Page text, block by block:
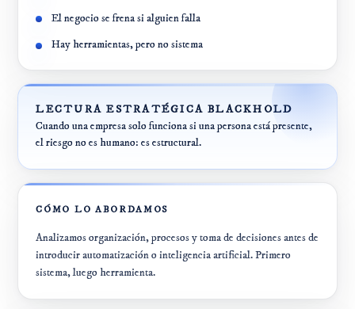
El negocio se frena si alguien falla
Hay herramientas, pero no sistema
LECTURA ESTRATÉGICA BLACKHOLD
Cuando una empresa solo funciona si una persona está presente,
el riesgo no es humano: es estructural.
CÓMO LO ABORDAMOS
Analizamos organización, procesos y toma de decisiones antes de
introducir automatización o inteligencia artificial. Primero
sistema, luego herramienta.